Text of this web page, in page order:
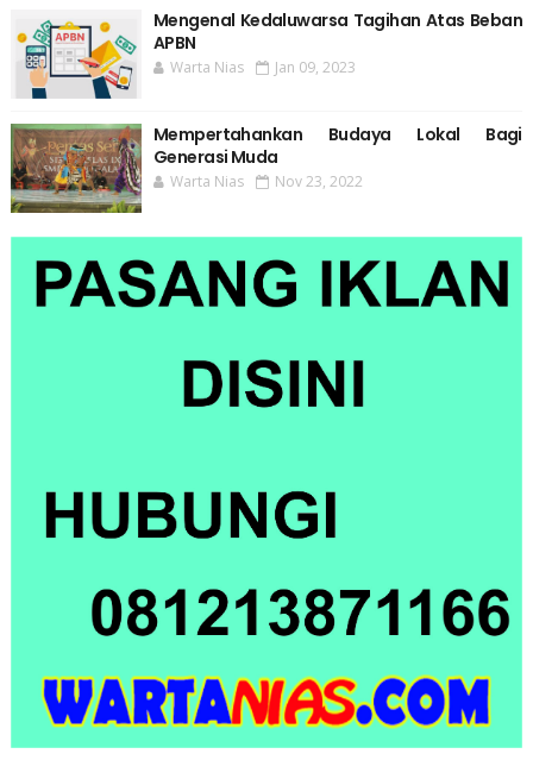
Mengenal Kedaluwarsa Tagihan Atas Beban
APBN
Warta Nias Jan 09, 2023
Mempertahankan Budaya Lokal Bagi
Generasi Muda
Warta Nias Nov 23, 2022